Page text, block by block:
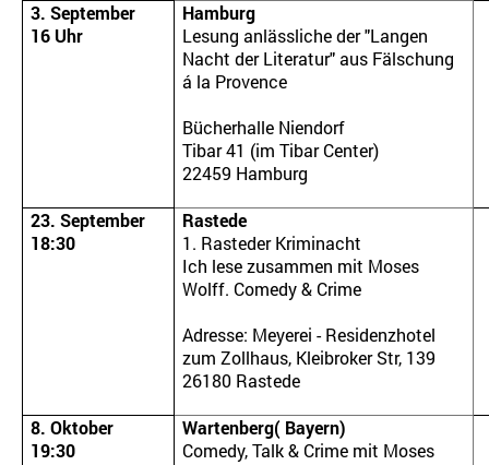
3. September
16 Uhr
Hamburg
Lesung anlässliche der "Langen
Nacht der Literatur" aus Fälschung
á la Provence
Bücherhalle Niendorf
Tibar 41 (im Tibar Center)
22459 Hamburg
23. September
18:30
Rastede
1. Rasteder Kriminacht
Ich lese zusammen mit Moses
Wolff. Comedy & Crime
Adresse: Meyerei - Residenzhotel
zum Zollhaus, Kleibroker Str, 139
26180 Rastede
8. Oktober
19:30
Wartenberg( Bayern)
Comedy, Talk & Crime mit Moses